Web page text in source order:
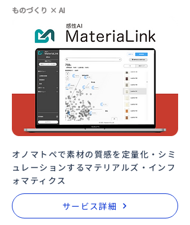
ものづくり × AI
オノマトペで素材の質感を定量化・シミ
ュレーションするマテリアルズ・インフ
ォマティクス
サービス詳細